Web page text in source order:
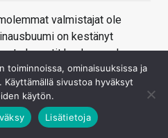
valmistajat ole
on kestänyt
kravatit kaulassa ole
– nyt vain tyhjennellään
kunnes uutta sukupolvea
asti. Myyjän markkinathan
on mitä on. Tuollaiset
toiminnoissa, ominaisuuksissa ja
sivustoa hyväksyt
käytön.
Lisätietoja